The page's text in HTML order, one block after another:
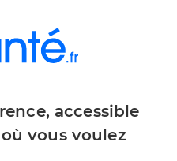
accessible
vous voulez